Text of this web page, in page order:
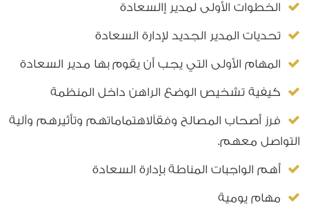
الخطوات الأولى لمدير إالسعادة
تحديات المدير الجديد لإدارة السعادة
المهام الأولى التي يجب أن يقوم بها مدير السعادة
كيفية تشخيص الوضع الراهن داخل المنظمة
فرز أصحاب المصالح وفقاًلاهتماماتهم وتأثيرهم وآلية
التواصل معهم.
أهم الواجبات المناطة بإدارة السعادة
مهام يومية